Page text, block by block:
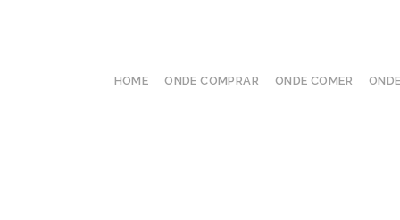
HOME ONDE COMPRAR ONDE COMER